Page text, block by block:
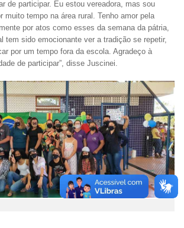
de participar. Eu estou vereadora, mas sou
muito tempo na área rural. Tenho amor pela
por atos como esses da semana da pátria,
tem sido emocionante ver a tradição se repetir,
por um tempo fora da escola. Agradeço à
de participar”, disse Juscinei.